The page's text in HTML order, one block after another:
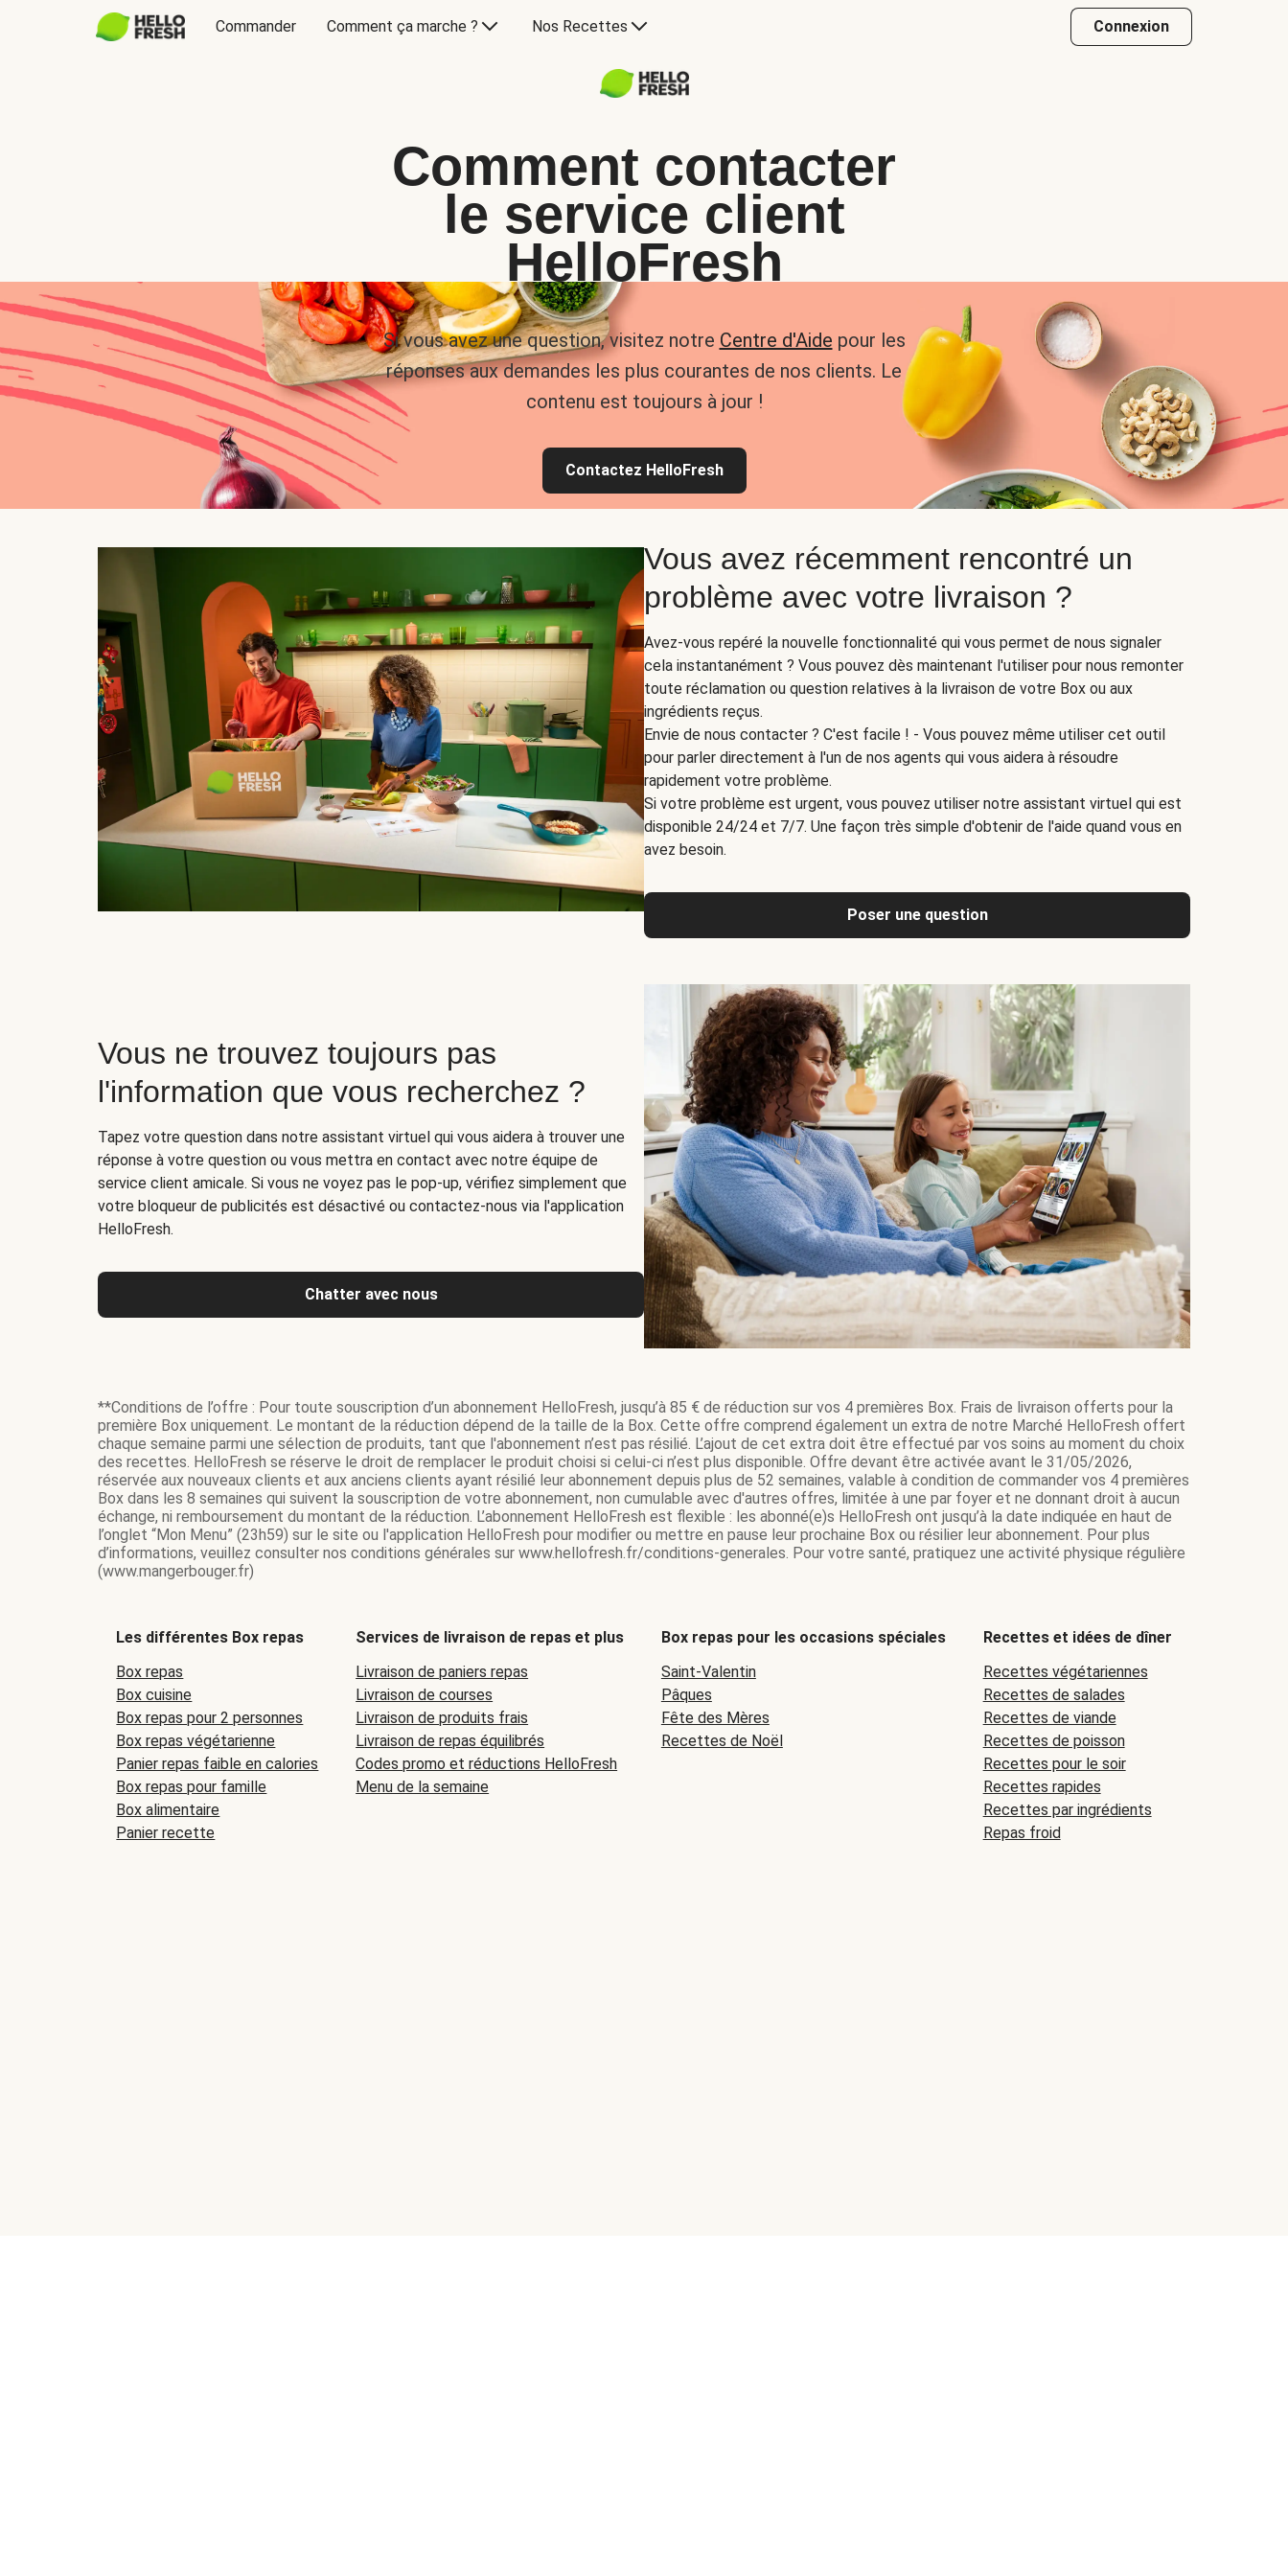
Commander Comment ça marche ? Nos Recettes Connexion
Comment contacter
le service client
HelloFresh
Si vous avez une question, visitez notre Centre d'Aide pour les
réponses aux demandes les plus courantes de nos clients. Le
contenu est toujours à jour !
Contactez HelloFresh
Vous avez récemment rencontré un
problème avec votre livraison ?
Avez-vous repéré la nouvelle fonctionnalité qui vous permet de nous signaler
cela instantanément ? Vous pouvez dès maintenant l'utiliser pour nous remonter
toute réclamation ou question relatives à la livraison de votre Box ou aux
ingrédients reçus.
Envie de nous contacter ? C'est facile ! - Vous pouvez même utiliser cet outil
pour parler directement à l'un de nos agents qui vous aidera à résoudre
rapidement votre problème.
Si votre problème est urgent, vous pouvez utiliser notre assistant virtuel qui est
disponible 24/24 et 7/7. Une façon très simple d'obtenir de l'aide quand vous en
avez besoin.
Poser une question
Vous ne trouvez toujours pas
l'information que vous recherchez ?
Tapez votre question dans notre assistant virtuel qui vous aidera à trouver une
réponse à votre question ou vous mettra en contact avec notre équipe de
service client amicale. Si vous ne voyez pas le pop-up, vérifiez simplement que
votre bloqueur de publicités est désactivé ou contactez-nous via l'application
HelloFresh.
Chatter avec nous
**Conditions de l’offre : Pour toute souscription d’un abonnement HelloFresh, jusqu’à 85 € de réduction sur vos 4 premières Box. Frais de livraison offerts pour la
première Box uniquement. Le montant de la réduction dépend de la taille de la Box. Cette offre comprend également un extra de notre Marché HelloFresh offert
chaque semaine parmi une sélection de produits, tant que l'abonnement n’est pas résilié. L’ajout de cet extra doit être effectué par vos soins au moment du choix
des recettes. HelloFresh se réserve le droit de remplacer le produit choisi si celui-ci n’est plus disponible. Offre devant être activée avant le 31/05/2026,
réservée aux nouveaux clients et aux anciens clients ayant résilié leur abonnement depuis plus de 52 semaines, valable à condition de commander vos 4 premières
Box dans les 8 semaines qui suivent la souscription de votre abonnement, non cumulable avec d'autres offres, limitée à une par foyer et ne donnant droit à aucun
échange, ni remboursement du montant de la réduction. L’abonnement HelloFresh est flexible : les abonné(e)s HelloFresh ont jusqu’à la date indiquée en haut de
l’onglet “Mon Menu” (23h59) sur le site ou l'application HelloFresh pour modifier ou mettre en pause leur prochaine Box ou résilier leur abonnement. Pour plus
d’informations, veuillez consulter nos conditions générales sur www.hellofresh.fr/conditions-generales. Pour votre santé, pratiquez une activité physique régulière
(www.mangerbouger.fr)
Les différentes Box repas
Box repas
Box cuisine
Box repas pour 2 personnes
Box repas végétarienne
Panier repas faible en calories
Box repas pour famille
Box alimentaire
Panier recette
Services de livraison de repas et plus
Livraison de paniers repas
Livraison de courses
Livraison de produits frais
Livraison de repas équilibrés
Codes promo et réductions HelloFresh
Menu de la semaine
Box repas pour les occasions spéciales
Saint-Valentin
Pâques
Fête des Mères
Recettes de Noël
Recettes et idées de dîner
Recettes végétariennes
Recettes de salades
Recettes de viande
Recettes de poisson
Recettes pour le soir
Recettes rapides
Recettes par ingrédients
Repas froid